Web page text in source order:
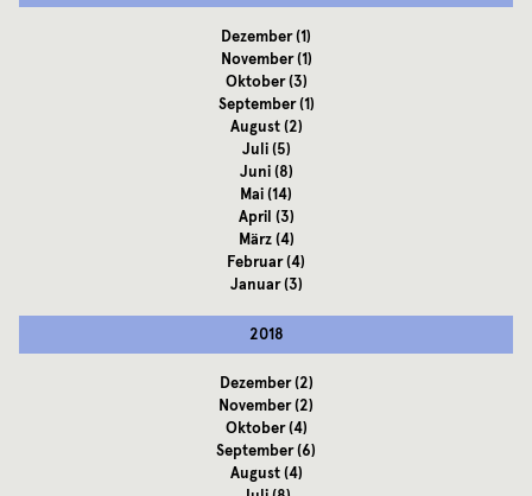
Dezember(1)
November(1)
Oktober(3)
September(1)
August(2)
Juli(5)
Juni(8)
Mai(14)
April (3)
März(4)
Februar(4)
Januar(3)
2018
Dezember(2)
November(2)
Oktober(4)
September(6)
August(4)